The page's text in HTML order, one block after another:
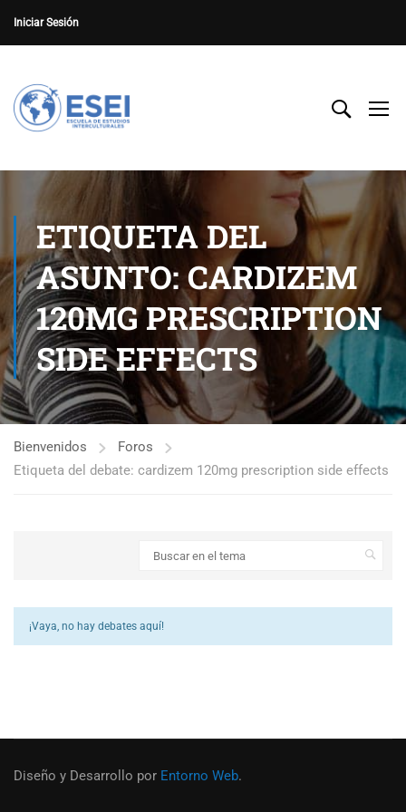
Iniciar Sesión
ETIQUETA DEL
ASUNTO: CARDIZEM
120MG PRESCRIPTION
SIDE EFFECTS
Bienvenidos
Foros
Etiqueta del debate: cardizem 120mg prescription side effects
¡Vaya, no hay debates aquí!
Diseño y Desarrollo por Entorno Web.